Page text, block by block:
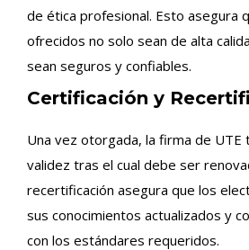
de ética profesional. Esto asegura
ofrecidos no solo sean de alta
sean seguros y confiables.
Certificación y
Una vez otorgada, la firma de UTE
validez tras el cual debe ser
recertificación asegura que los
sus conocimientos actualizados y
con los estándares requeridos.